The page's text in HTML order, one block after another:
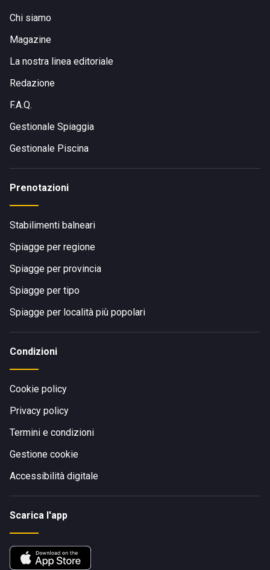
Chi siamo
Magazine
La nostra linea editoriale
Redazione
F.A.Q.
Gestionale Spiaggia
Gestionale Piscina
Prenotazioni
Stabilimenti balneari
Spiagge per regione
Spiagge per provincia
Spiagge per tipo
Spiagge per località più popolari
Condizioni
Cookie policy
Privacy policy
Termini e condizioni
Gestione cookie
Accessibilità digitale
Scarica l'app